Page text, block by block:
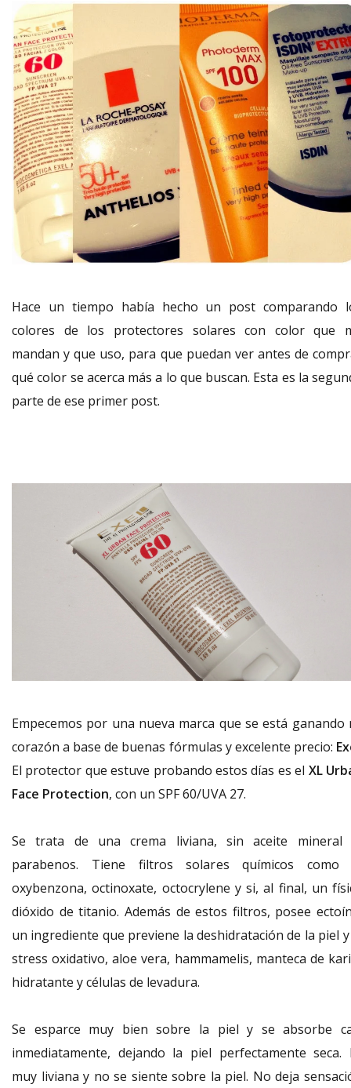
Hace un tiempo había hecho un post comparando
colores de los protectores solares con color que
mandan y que uso, para que puedan ver antes de
qué color se acerca más a lo que buscan. Esta es la
parte de ese primer post.
Empecemos por una nueva marca que se está ganando
corazón a base de buenas fórmulas y excelente precio:
El protector que estuve probando estos días es el XL
Face Protection, con un SPF 60/UVA 27.
Se trata de una crema liviana, sin aceite mineral
parabenos. Tiene filtros solares químicos como
oxybenzona, octinoxate, octocrylene y si, al final, un
dióxido de titanio. Además de estos filtros, posee
un ingrediente que previene la deshidratación de la piel
stress oxidativo, aloe vera, hammamelis, manteca de
hidratante y células de levadura.
Se esparce muy bien sobre la piel y se absorbe
inmediatamente, dejando la piel perfectamente seca.
muy liviana y no se siente sobre la piel. No deja